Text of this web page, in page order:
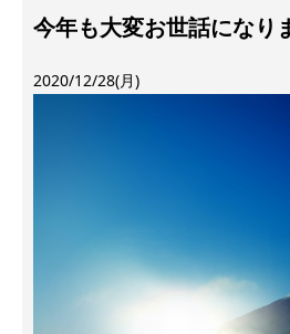
今年も大変お世話になり
2020/12/28(月)